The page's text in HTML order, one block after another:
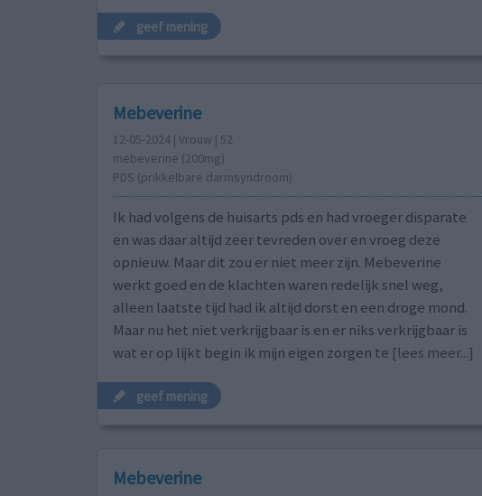
geef mening
Mebeverine
12-05-2024 | Vrouw | 52
mebeverine (200mg)
PDS (prikkelbare darmsyndroom)
Ik had volgens de huisarts pds en had vroeger disparate
en was daar altijd zeer tevreden over en vroeg deze
opnieuw. Maar dit zou er niet meer zijn. Mebeverine
werkt goed en de klachten waren redelijk snel weg,
alleen laatste tijd had ik altijd dorst en een droge mond.
Maar nu het niet verkrijgbaar is en er niks verkrijgbaar is
wat er op lijkt begin ik mijn eigen zorgen te [lees meer...]
geef mening
Mebeverine